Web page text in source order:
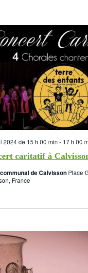
caritatif à
2024 de 15 h 00 min - 17 h 00
de Calvisson Place
France
:
cyclone, Terre des